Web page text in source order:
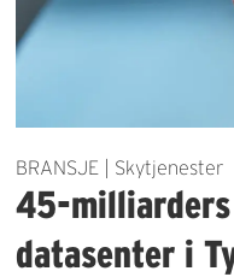
BRANSJE | Skytjenester
45-
datasenter i